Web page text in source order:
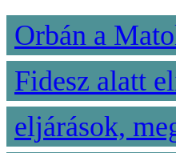
Orbán a
Fidesz alatt
eljárások,